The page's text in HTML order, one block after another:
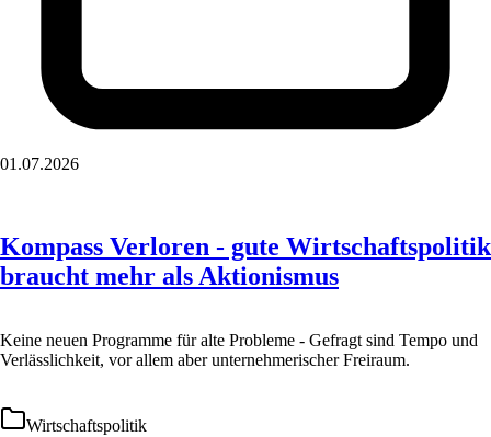
01.07.2026
Kompass Verloren - gute Wirtschaftspolitik
braucht mehr als Aktionismus
Keine neuen Programme für alte Probleme - Gefragt sind Tempo und
Verlässlichkeit, vor allem aber unternehmerischer Freiraum.
Wirtschaftspolitik